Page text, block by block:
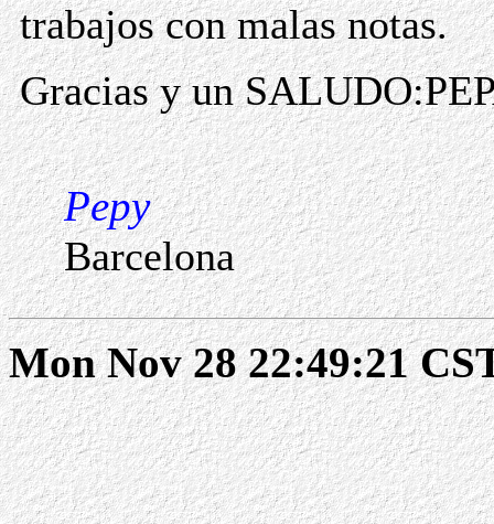
trabajos con malas notas.
Gracias y un
Pepy
Barcelona
Mon Nov 28 22:49:21